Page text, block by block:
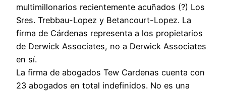
multimillonarios recientemente acuñados (?) Los
Sres. Trebbau-Lopez y Betancourt-Lopez. La
firma de Cárdenas representa a los propietarios
de Derwick Associates, no a Derwick Associates
en sí.
La firma de abogados Tew Cardenas cuenta con
23 abogados en total indefinidos. No es una